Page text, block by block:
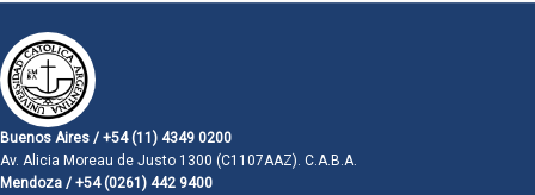
Buenos Aires / +54 (11) 4349 0200
Av. Alicia Moreau de Justo 1300 (C1107AAZ). C.A.B.A.
Mendoza / +54 (0261) 442 9400